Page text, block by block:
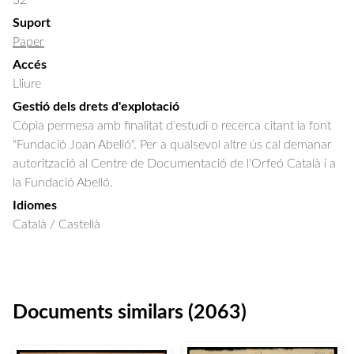
Suport
Paper
Accés
Lliure
Gestió dels drets d'explotació
Còpia permesa amb finalitat d'estudi o recerca citant la font
"Fundació Joan Abelló". Per a qualsevol altre ús cal demanar
autorització al Centre de Documentació de l'Orfeó Català i a
la Fundació Abelló.
Idiomes
Català / Castellà
Documents similars (2063)